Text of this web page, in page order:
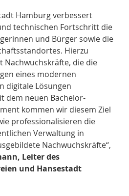
Hamburg verbessert
technischen Fortschritt die
und Bürger sowie die
Hierzu
die die
eines modernen
digitale Lösungen
dem neuen Bachelor-
kommen wir diesem Ziel
professionalisieren die
Verwaltung in
Nachwuchskräfte“,
Leiter des
und Hansestadt